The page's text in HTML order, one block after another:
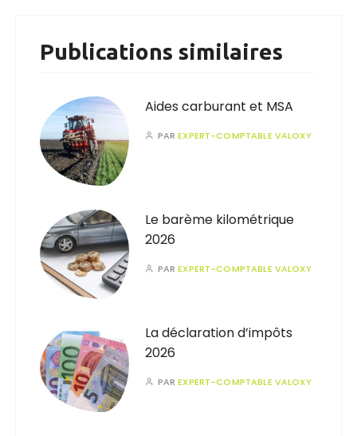
Publications similaires
Aides carburant et MSA
PAREXPERT-COMPTABLE VALOXY
Le barème kilométrique
2026
PAREXPERT-COMPTABLE VALOXY
La déclaration d’impôts
2026
PAREXPERT-COMPTABLE VALOXY